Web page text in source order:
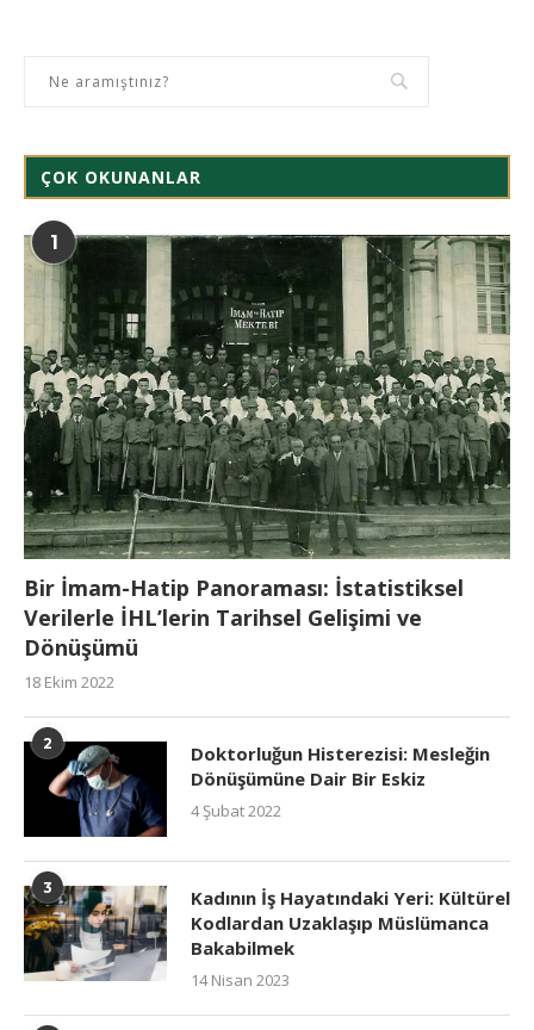
ÇOK OKUNANLAR
1
Bir İmam-Hatip Panoraması: İstatistiksel
Verilerle İHL’lerin Tarihsel Gelişimi ve
Dönüşümü
18 Ekim 2022
2
Doktorluğun Histerezisi: Mesleğin
Dönüşümüne Dair Bir Eskiz
4 Şubat 2022
3
Kadının İş Hayatındaki Yeri: Kültürel
Kodlardan Uzaklaşıp Müslümanca
Bakabilmek
14 Nisan 2023